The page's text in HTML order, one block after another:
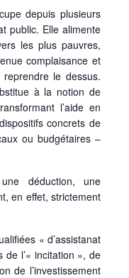
depuis plusieurs
public. Elle alimente
les plus pauvres,
complaisance et
le dessus.
à la notion de
l’aide en
concrets de
ou budgétaires –
déduction, une
en effet, strictement
« d’assistanat
de l’« incitation », de
de l’investissement